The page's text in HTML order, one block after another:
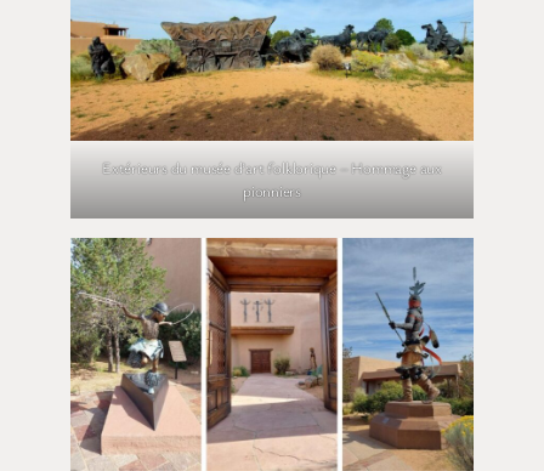
Extérieurs du musée d’art folklorique – Hommage aux
pionniers